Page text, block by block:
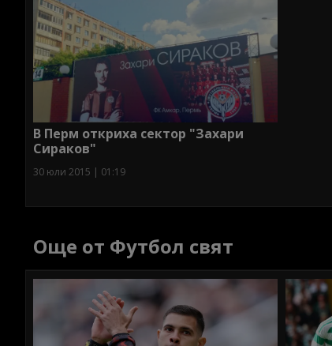
В Перм откриха сектор "Захари
Сираков"
30 юли 2015 | 01:19
Още от Футбол свят